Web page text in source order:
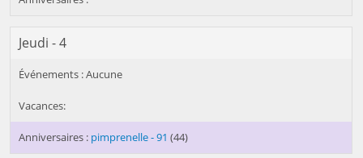
Jeudi - 4
pimprenelle - 91 (44)